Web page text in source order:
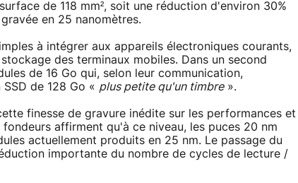
de 118 mm², soit une réduction d'environ 30%
en 25 nanomètres.
à intégrer aux appareils électroniques courants,
des terminaux mobiles. Dans un second
de 16 Go qui, selon leur communication,
de 128 Go « plus petite qu'un timbre».
finesse de gravure inédite sur les performances et
affirment qu'à ce niveau, les puces 20 nm
actuellement produits en 25 nm. Le passage du
importante du nombre de cycles de lecture /